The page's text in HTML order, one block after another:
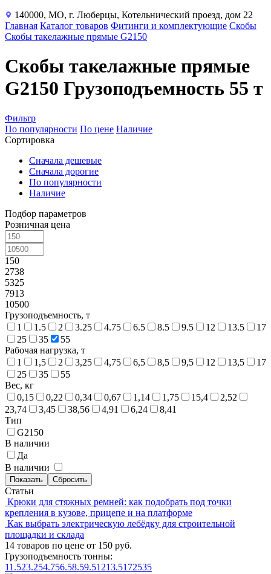
140000, МО, г. Люберцы, Котельнический проезд, дом 22
Главная Каталог товаров Фитинги и комплектующие Скобы
Скобы такелажные прямые G2150
Скобы такелажные прямые
G2150 Грузоподъемность 55 т
Фильтр
По популярности По цене Наличие
Сортировка
Сначала дешевые
Сначала дорогие
По популярности
Наличие
Подбор параметров
Розничная цена
150
2738
5325
7913
10500
Грузоподъемность, т
1
1.5 2 3.25 4.75 6.5 8.5 9.5 12 13.5
17
25
35
55
Рабочая нагрузка, т
1
1,5 2 3,25 4,75 6,5 8,5 9,5 12 13,5
17
25
35
55
Вес, кг
0,15
0,22 0,34 0,67 1,14 1,75 15,4
2,52
23,74
3,45 38,56 4,91 6,24
8,41
Тип
G2150
В наличии
Да
В наличии
Статьи
Крюки для стяжных ремней: как подобрать под точки
крепления в кузове, прицепе и на платформе
Как выбрать электрическую лебёдку для строительной
площадки и склада
14 товаров по цене от 150 руб.
Грузоподъемность тонны:
11.523.254.756.58.59.51213.5172535